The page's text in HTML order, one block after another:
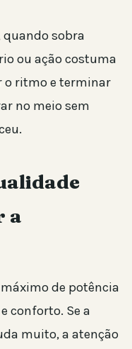
quando sobra
ou ação costuma
o ritmo e terminar
no meio sem
a
de potência
conforto. Se a
muito, a atenção